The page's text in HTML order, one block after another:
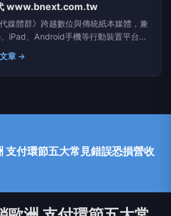
www.bnext.com.tw
代媒體群》跨越數位與傳統紙本媒體，兼
iPad、Android手機等行動裝置平台，
與線下的資訊傳遞與實體活動，打造「大
的科技媒體。
bnextmedia
章 →
支付環節五大常見錯誤恐損營收